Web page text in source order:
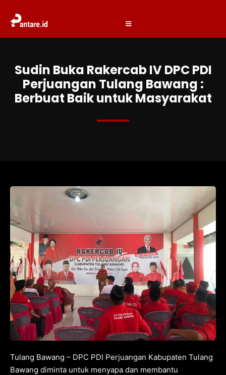
Sudin Buka Rakercab IV DPC PDI
Perjuangan Tulang Bawang :
Berbuat Baik untuk Masyarakat
Tulang Bawang – DPC PDI Perjuangan Kabupaten Tulang
Bawang diminta untuk menyapa dan membantu